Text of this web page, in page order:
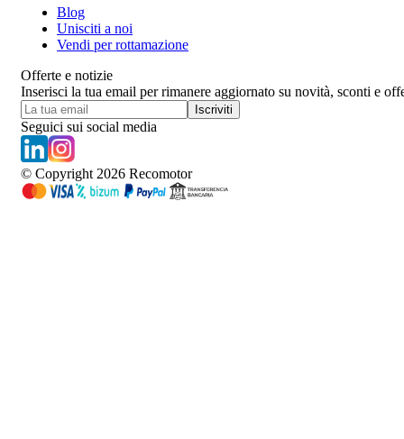
Blog
Unisciti a noi
Vendi per rottamazione
Offerte e notizie
Inserisci la tua email per rimanere aggiornato su novità, sconti e
Iscriviti
Seguici sui social media
© Copyright 2026 Recomotor